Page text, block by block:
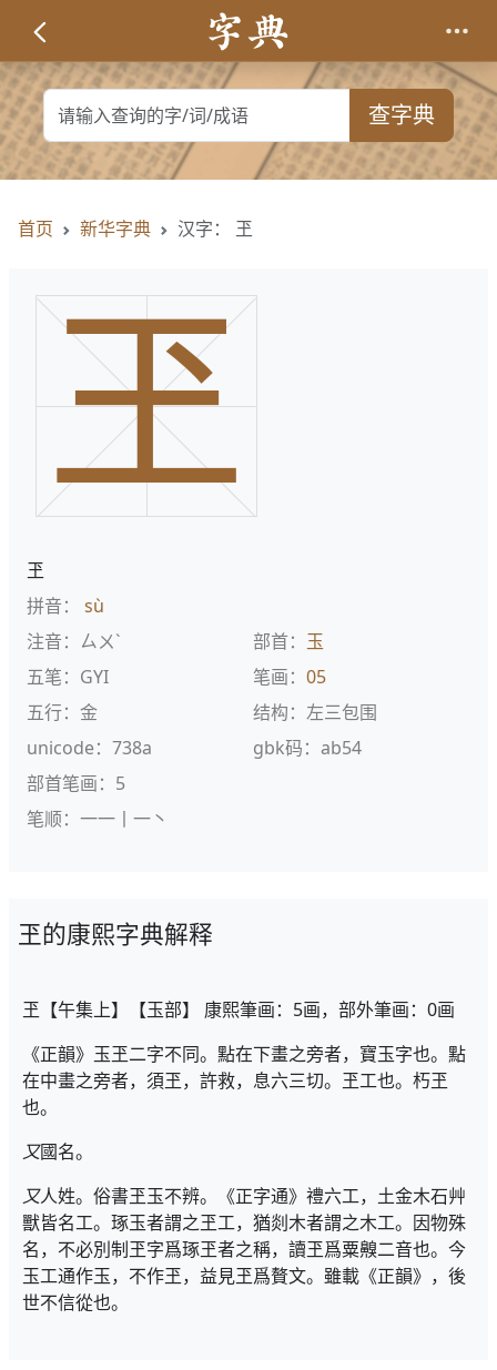
查字典
首页 新华字典 汉字： 玊
玊
玊
拼音： sù
注音：ㄙㄨˋ
部首： 玉
五笔：GYI
笔画： 05
五行：金
结构：左三包围
unicode：738a
gbk码：ab54
部首笔画：5
笔顺：一一丨一丶
玊的康熙字典解释
玊【午集上】【玉部】 康熙筆画：5画，部外筆画：0画
《正韻》玉玊二字不同。點在下畫之旁者，寶玉字也。點
在中畫之旁者，須玊，許救，息六三切。玊工也。朽玊
也。
又國名。
又人姓。俗書玊玉不辨。《正字通》禮六工，土金木石艸
獸皆名工。琢玉者謂之玊工，猶剡木者謂之木工。因物殊
名，不必別制玊字爲琢玊者之稱，讀玊爲粟齅二音也。今
玉工通作玉，不作玊，益見玊爲贅文。雖載《正韻》，後
世不信從也。